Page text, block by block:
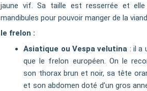
jaune vif. Sa taille est resserrée et
mandibules pour pouvoir manger de la
le frelon :
Asiatique ou Vespa velutina : il a
que le frelon européen. On le
son thorax brun et noir, sa tête
et son abdomen doté d’un gros